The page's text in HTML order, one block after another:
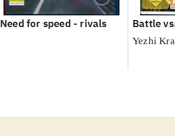
Need for speed - rivals Battle
Yezhi